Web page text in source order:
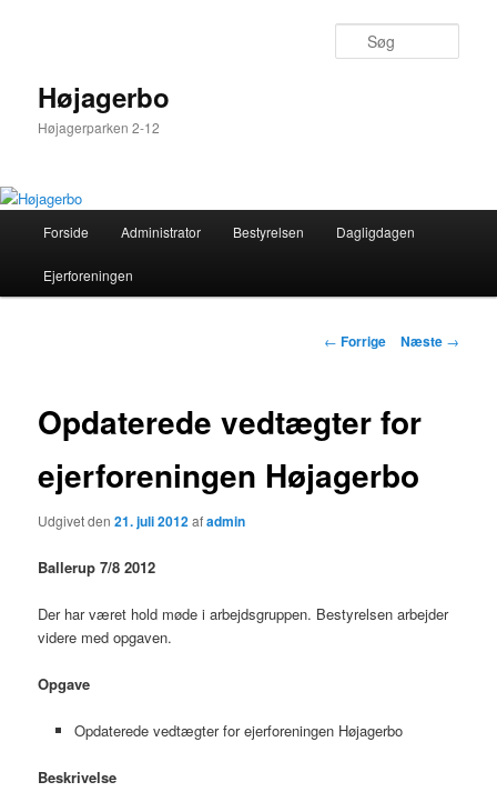
Højagerbo
Højagerparken 2-12
Fortsæt
til
Forside Administrator Bestyrelsen Dagligdagen
Ejerforeningen
Indlægsnavigation
← Forrige Næste →
Opdaterede vedtægter for
ejerforeningen Højagerbo
Udgivet den21. juli 2012afadmin
Ballerup 7/8 2012
Der har været hold møde i arbejdsgruppen. Bestyrelsen arbejder
videre med opgaven.
Opgave
Opdaterede vedtægter for ejerforeningen Højagerbo
Beskrivelse